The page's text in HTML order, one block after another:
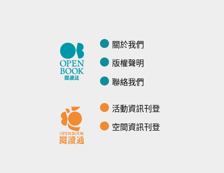
關於我們
版權聲明
聯絡我們
活動資訊刊登
空間資訊刊登